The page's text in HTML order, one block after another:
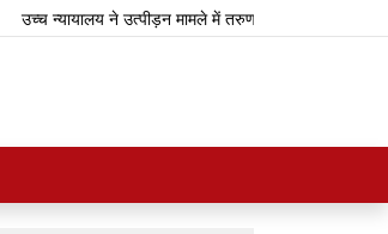
न्यायालय ने उत्पीड़न मामले में तरुण तेजपाल को 10 साल की